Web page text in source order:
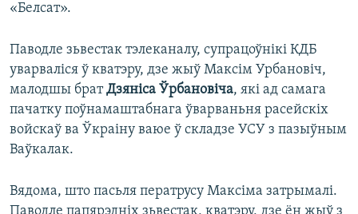
«Белсат».
Паводле зьвестак тэлеканалу, супрацоўнікі КДБ
уварваліся ў кватэру, дзе жыў Максім Урбановіч,
малодшы братДзяніса Ўрбановіча, які ад самага
пачатку поўнамаштабнага ўварваньня расейскіх
войскаў ва Ўкраіну ваюе ў складзе УСУ з пазыўным
Ваўкалак.
Вядома, што пасьля ператрусу Максіма затрымалі.